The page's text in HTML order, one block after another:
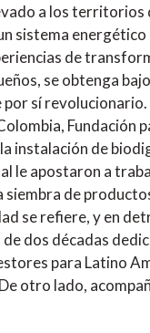
a los
sistema
de
se obtenga
sí
Fundación
instalación de
le apostaron a
de
se refiere, y en
dos décadas
para Latino
otro lado,